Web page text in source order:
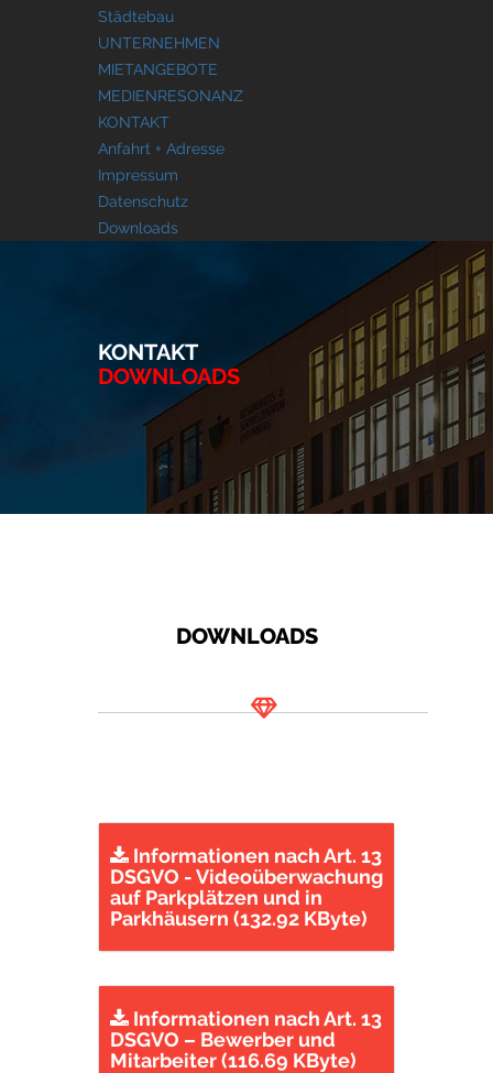
Städtebau
UNTERNEHMEN
MIETANGEBOTE
MEDIENRESONANZ
KONTAKT
Anfahrt + Adresse
Impressum
Datenschutz
Downloads
KONTAKT
DOWNLOADS
DOWNLOADS
Informationen nach Art. 13
DSGVO - Videoüberwachung
auf Parkplätzen und in
Parkhäusern (132.92 KByte)
Informationen nach Art. 13
DSGVO – Bewerber und
Mitarbeiter (116.69 KByte)